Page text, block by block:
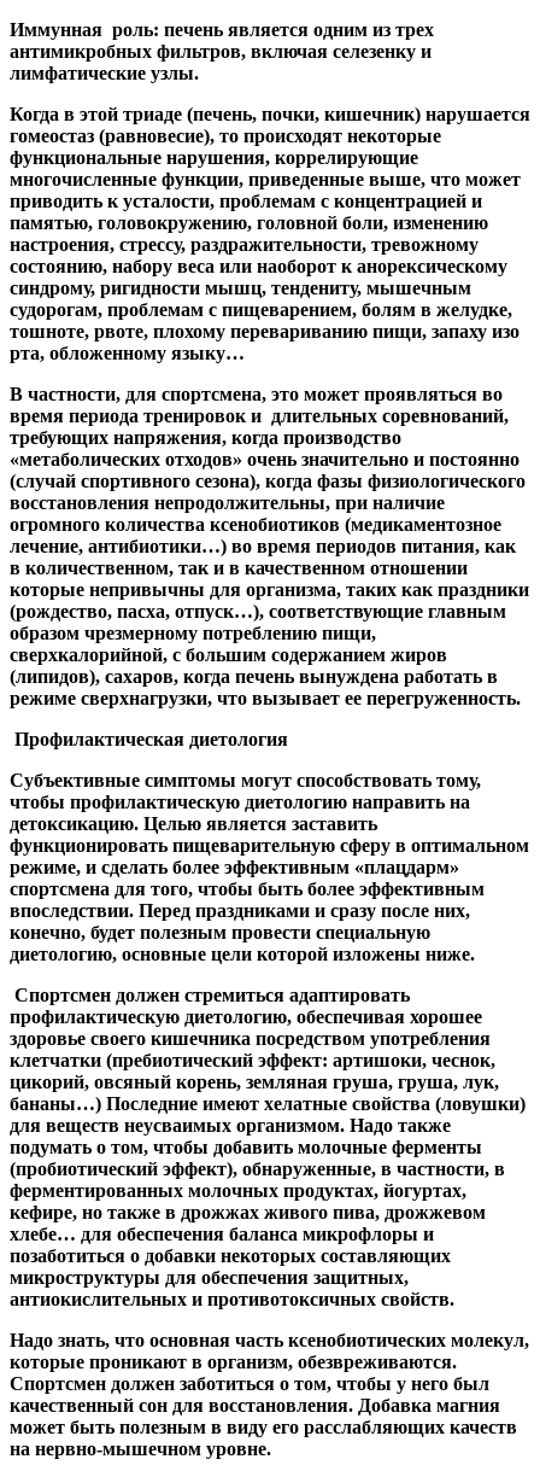
Иммунная роль: печень является одним из трех
антимикробных фильтров, включая селезенку и
лимфатические узлы.
Когда в этой триаде (печень, почки, кишечник) нарушается
гомеостаз (равновесие), то происходят некоторые
функциональные нарушения, коррелирующие
многочисленные функции, приведенные выше, что может
приводить к усталости, проблемам с концентрацией и
памятью, головокружению, головной боли, изменению
настроения, стрессу, раздражительности, тревожному
состоянию, набору веса или наоборот к анорексическому
синдрому, ригидности мышц, тендениту, мышечным
судорогам, проблемам с пищеварением, болям в желудке,
тошноте, рвоте, плохому перевариванию пищи, запаху изо
рта, обложенному языку…
В частности, для спортсмена, это может проявляться во
время периода тренировок и длительных соревнований,
требующих напряжения, когда производство
«метаболических отходов» очень значительно и постоянно
(случай спортивного сезона), когда фазы физиологического
восстановления непродолжительны, при наличие
огромного количества ксенобиотиков (медикаментозное
лечение, антибиотики…) во время периодов питания, как
в количественном, так и в качественном отношении
которые непривычны для организма, таких как праздники
(рождество, пасха, отпуск…), соответствующие главным
образом чрезмерному потреблению пищи,
сверхкалорийной, с большим содержанием жиров
(липидов), сахаров, когда печень вынуждена работать в
режиме сверхнагрузки, что вызывает ее перегруженность.
Профилактическая диетология
Субъективные симптомы могут способствовать тому,
чтобы профилактическую диетологию направить на
детоксикацию. Целью является заставить
функционировать пищеварительную сферу в оптимальном
режиме, и сделать более эффективным «плацдарм»
спортсмена для того, чтобы быть более эффективным
впоследствии. Перед праздниками и сразу после них,
конечно, будет полезным провести специальную
диетологию, основные цели которой изложены ниже.
Спортсмен должен стремиться адаптировать
профилактическую диетологию, обеспечивая хорошее
здоровье своего кишечника посредством употребления
клетчатки (пребиотический эффект: артишоки, чеснок,
цикорий, овсяный корень, земляная груша, груша, лук,
бананы…) Последние имеют хелатные свойства (ловушки)
для веществ неусваимых организмом. Надо также
подумать о том, чтобы добавить молочные ферменты
(пробиотический эффект), обнаруженные, в частности, в
ферментированных молочных продуктах, йогуртах,
кефире, но также в дрожжах живого пива, дрожжевом
хлебе… для обеспечения баланса микрофлоры и
позаботиться о добавки некоторых составляющих
микроструктуры для обеспечения защитных,
антиокислительных и противотоксичных свойств.
Надо знать, что основная часть ксенобиотических молекул,
которые проникают в организм, обезвреживаются.
Спортсмен должен заботиться о том, чтобы у него был
качественный сон для восстановления. Добавка магния
может быть полезным в виду его расслабляющих качеств
на нервно-мышечном уровне.